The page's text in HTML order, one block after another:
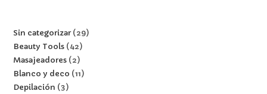
Sin categorizar 29
Beauty Tools 42
Masajeadores 2
Blanco y deco
11
Depilación
3